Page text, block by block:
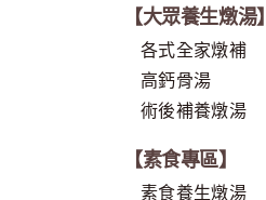
【大眾養生燉湯】
各式全家燉補
高鈣骨湯
術後補養燉湯
【素食專區】
素食養生燉湯